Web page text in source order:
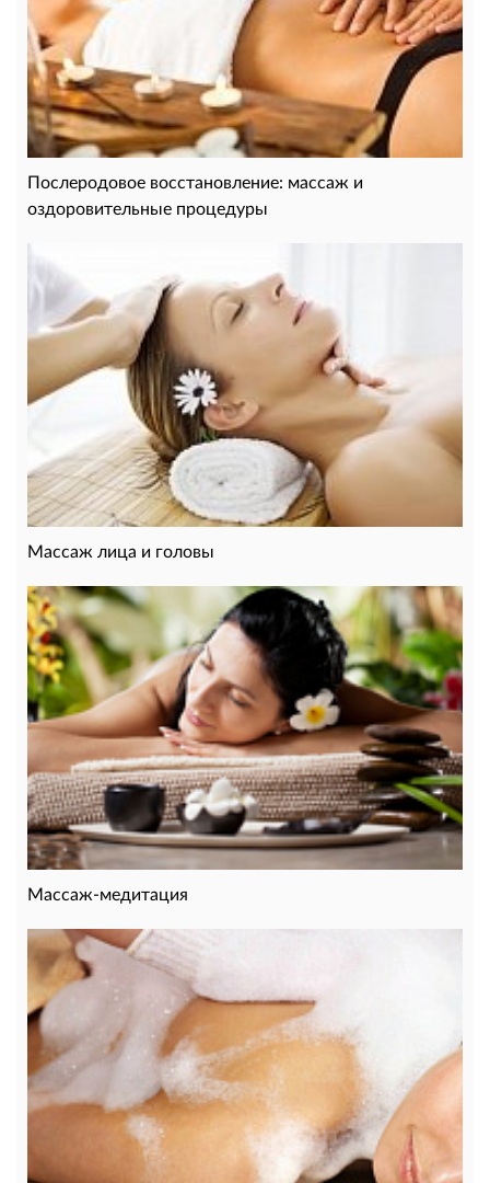
Послеродовое восстановление: массаж и
оздоровительные процедуры
Массаж лица и головы
Массаж-медитация